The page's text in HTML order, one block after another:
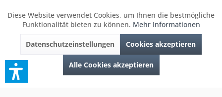
Funktionale Aktiv
Marketing Inaktiv
Tracking Inaktiv
Diese Website verwendet Cookies, um Ihnen die bestmögliche
Funktionalität bieten zu können. Mehr Informationen
Datenschutzeinstellungen Cookies akzeptieren
Alle Cookies akzeptieren